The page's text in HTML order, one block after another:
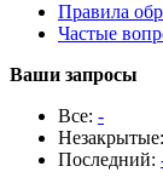
Правила
Частые
Ваши запросы
Все: -
Незакрытые:
Последний: